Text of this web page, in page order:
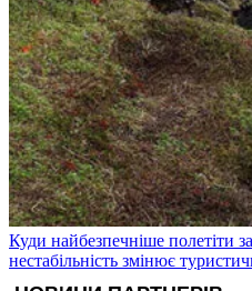
Куди найбезпечніше полетіти
нестабільність змінює